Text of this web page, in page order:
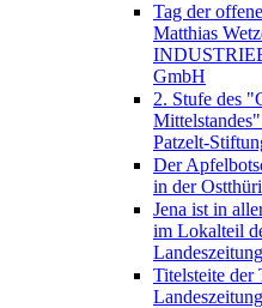
Tag der
Matthias
GmbH
2. Stufe des
Patzelt-
Der
in der
Jena ist in
im Lokalteil
Landeszeitung
Titelsteite der
Landeszeitung